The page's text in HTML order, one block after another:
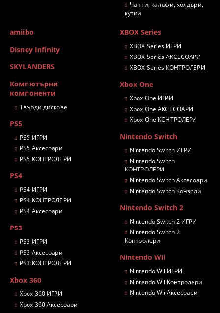
Чанти, калъфи, холдъри,
кутии
amiibo
Disney Infinity
SKYLANDERS
Компютърни
компоненти
Твърди дискове
PS5
PS5 ИГРИ
PS5 Аксесоари
PS5 КОНТРОЛЕРИ
PS4
PS4 ИГРИ
PS4 КОНТРОЛЕРИ
PS4 Аксесоари
PS3
PS3 ИГРИ
PS3 Аксесоари
PS3 КОНТРОЛЕРИ
Xbox 360
Xbox 360 ИГРИ
Xbox 360 Аксесоари
XBOX Series
XBOX Series ИГРИ
XBOX Series АКСЕСОАРИ
XBOX Series КОНТРОЛЕРИ
Xbox One
Xbox One ИГРИ
Xbox One АКСЕСОАРИ
Xbox One КОНТРОЛЕРИ
Nintendo Switch
Nintendo Switch ИГРИ
Nintendo Switch
КОНТРОЛЕРИ
Nintendo Switch Аксесоари
Nintendo Switch Конзоли
Nintendo Switch 2
Nintendo Switch 2 ИГРИ
Nintendo Switch 2
Контролери
Nintendo Wii
Nintendo Wii ИГРИ
Nintendo Wii Контролери
Nintendo Wii Аксесоари